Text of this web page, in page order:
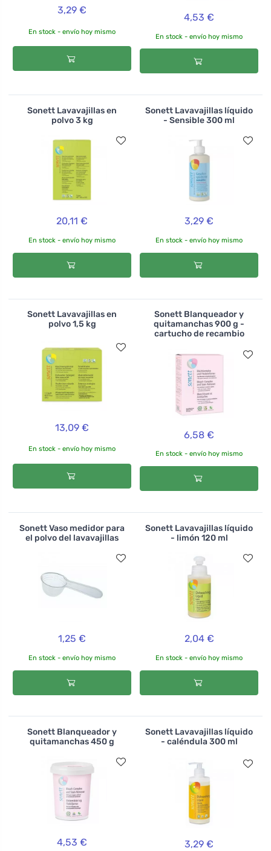
3,29 €
En stock - envío hoy mismo
4,53 €
En stock - envío hoy mismo
Sonett Lavavajillas en
polvo 3 kg
20,11 €
En stock - envío hoy mismo
Sonett Lavavajillas líquido
- Sensible 300 ml
3,29 €
En stock - envío hoy mismo
Sonett Lavavajillas en
polvo 1,5 kg
13,09 €
En stock - envío hoy mismo
Sonett Blanqueador y
quitamanchas 900 g -
cartucho de recambio
6,58 €
En stock - envío hoy mismo
Sonett Vaso medidor para
el polvo del lavavajillas
1,25 €
En stock - envío hoy mismo
Sonett Lavavajillas líquido
- limón 120 ml
2,04 €
En stock - envío hoy mismo
Sonett Blanqueador y
quitamanchas 450 g
4,53 €
Sonett Lavavajillas líquido
- caléndula 300 ml
3,29 €